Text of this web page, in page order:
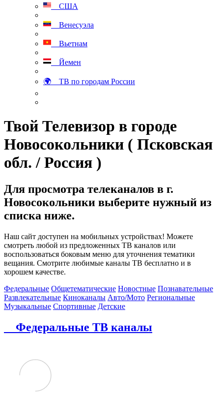
США
Венесуэла
Вьетнам
Йемен
🌍 ТВ по городам России
Твой Телевизор в городе
Новосокольники ( Псковская
обл. / Россия )
Для просмотра телеканалов в г.
Новосокольники выберите нужный из
списка ниже.
Наш сайт доступен на мобильных устройствах! Можете
смотреть любой из предложенных ТВ каналов или
воспользоваться боковым меню для уточнения тематики
вещания. Смотрите любимые каналы ТВ бесплатно и в
хорошем качестве.
Федеральные Общетематические Новостные Познавательные
Развлекательные Киноканалы Авто/Мото Региональные
Музыкальные Спортивные Детские
Федеральные ТВ каналы